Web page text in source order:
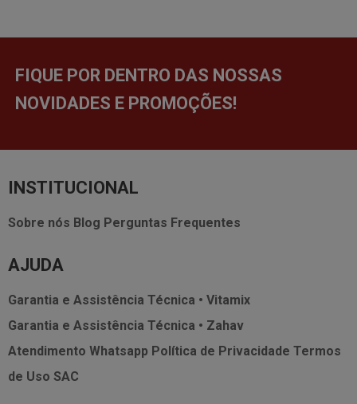
FIQUE POR DENTRO DAS NOSSAS
NOVIDADES E PROMOÇÕES!
INSTITUCIONAL
Sobre nós Blog Perguntas Frequentes
AJUDA
Garantia e Assistência Técnica • Vitamix
Garantia e Assistência Técnica • Zahav
Atendimento Whatsapp Política de Privacidade Termos
de Uso SAC